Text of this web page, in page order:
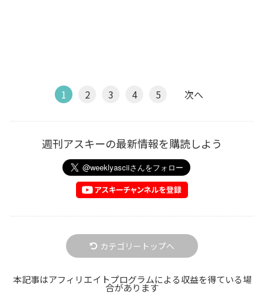
1 2 3 4 5 次へ
週刊アスキーの最新情報を購読しよう
カテゴリートップへ
本記事はアフィリエイトプログラムによる収益を得ている場
合があります